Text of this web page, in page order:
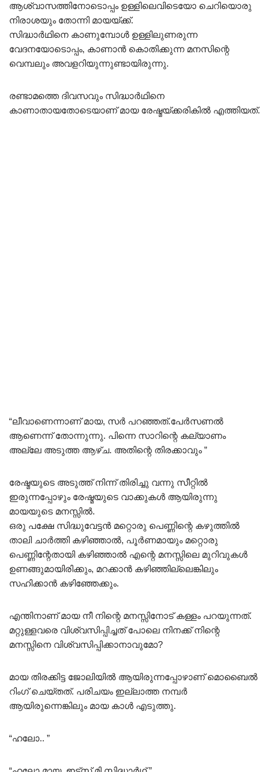
ആശ്വാസത്തിനോടൊപ്പം ഉള്ളിലെവിടെയോ ചെറിയൊരു
നിരാശയും തോന്നി മായയ്ക്ക്.
സിദ്ധാർഥിനെ കാണുമ്പോൾ ഉള്ളിലുണരുന്ന
വേദനയോടൊപ്പം, കാണാൻ കൊതിക്കുന്ന മനസിന്റെ
വെമ്പലും അവളറിയുന്നുണ്ടായിരുന്നു.
രണ്ടാമത്തെ ദിവസവും സിദ്ധാർഥിനെ
കാണാതായതോടെയാണ് മായ രേഷ്മയ്ക്കരികിൽ എത്തിയത്.
“ലീവാണെന്നാണ് മായ, സർ പറഞ്ഞത്.പേർസണൽ
ആണെന്ന് തോന്നുന്നു. പിന്നെ സാറിന്റെ കല്യാണം
അല്ലേ അടുത്ത ആഴ്ച. അതിന്റെ തിരക്കാവും ”
രേഷ്മയുടെ അടുത്ത് നിന്ന് തിരിച്ചു വന്നു സീറ്റിൽ
ഇരുന്നപ്പോഴും രേഷ്മയുടെ വാക്കുകൾ ആയിരുന്നു
മായയുടെ മനസ്സിൽ.
ഒരു പക്ഷേ സിദ്ധുവേട്ടൻ മറ്റൊരു പെണ്ണിന്റെ കഴുത്തിൽ
താലി ചാർത്തി കഴിഞ്ഞാൽ, പൂർണമായും മറ്റൊരു
പെണ്ണിന്റേതായി കഴിഞ്ഞാൽ എന്റെ മനസ്സിലെ മുറിവുകൾ
ഉണങ്ങുമായിരിക്കും, മറക്കാൻ കഴിഞ്ഞില്ലെങ്കിലും
സഹിക്കാൻ കഴിഞ്ഞേക്കും.
എന്തിനാണ് മായ നീ നിന്റെ മനസ്സിനോട് കള്ളം പറയുന്നത്.
മറ്റുള്ളവരെ വിശ്വസിപ്പിച്ചത് പോലെ നിനക്ക് നിന്റെ
മനസ്സിനെ വിശ്വസിപ്പിക്കാനാവുമോ?
മായ തിരക്കിട്ട ജോലിയിൽ ആയിരുന്നപ്പോഴാണ് മൊബൈൽ
റിംഗ് ചെയ്തത്. പരിചയം ഇല്ലാത്ത നമ്പർ
ആയിരുന്നെങ്കിലും മായ കാൾ എടുത്തു.
“ഹലോ.. ”